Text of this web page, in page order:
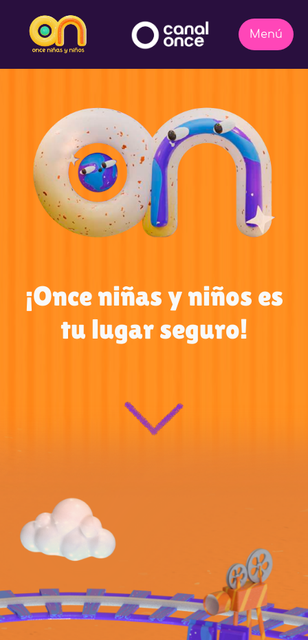
¡Once niñas y niños es
tu lugar seguro!